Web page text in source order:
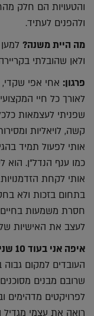
והטעויות הם חלק
ולהפנים לעתיד.
מה היית משנה?
ולאן שהובלתי
פרגון: אחי אפי
לאורך כל חיי
שפניתי לעצמאות
קשה, לויאליות
אותי לפעול תמיד
כמו ענף הנדל"ן. הוא
אותי לקחת
בתחום בזכות ולא
חסרת משמעות
לעצב את האישיות
איפה אני בעוד 10 שנים?
העובדים למקום
שרובם מבנים
לפרויקטים מדהימים
רואה את עצמי מגדיל